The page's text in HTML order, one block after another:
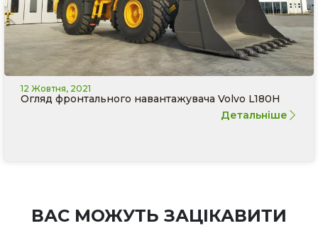
12 Жовтня, 2021
Огляд фронтального навантажувача Volvo L180H
Детальніше
ВАС МОЖУТЬ ЗАЦІКАВИТИ